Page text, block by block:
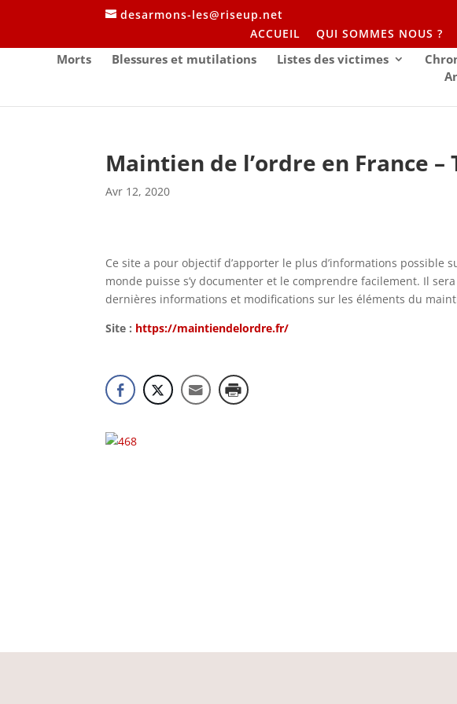
desarmons-les@riseup.net
ACCUEIL
QUI SOMMES NOUS ?
Morts Blessures et mutilations Listes des victimes
Maintien de l’ordre en France
Avr 12, 2020
Ce site a pour objectif d’apporter le plus d’informations possible
monde puisse s’y documenter et le comprendre facilement. Il
dernières informations et modifications sur les éléments du
Site : https://maintiendelordre.fr/